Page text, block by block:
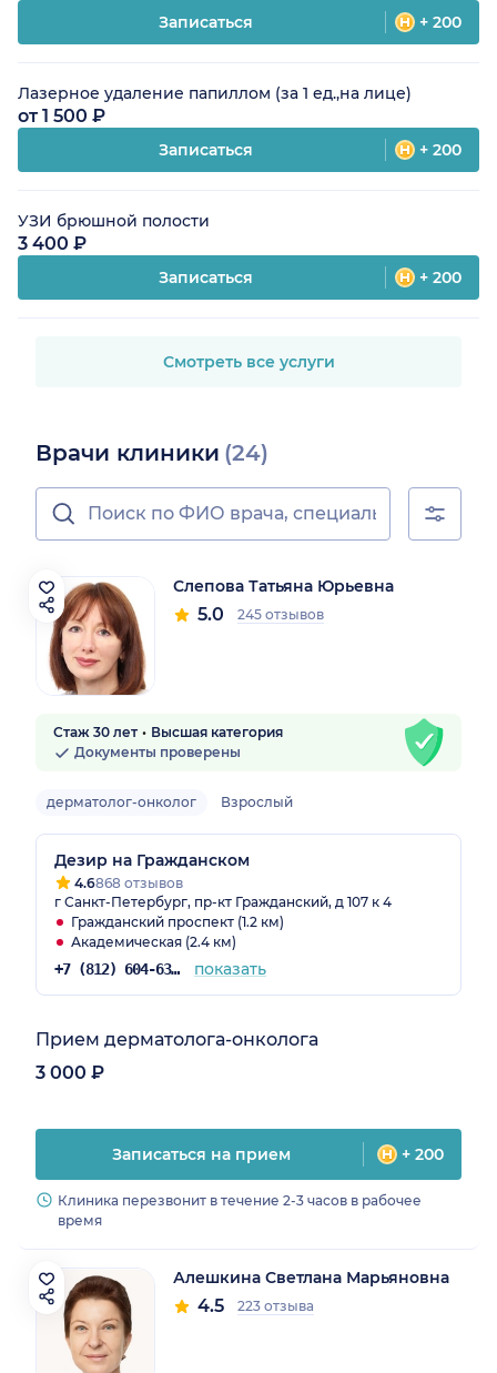
Записаться + 200
Лазерное удаление папиллом (за 1 ед.,на лице)
от 1 500 ₽
Записаться + 200
УЗИ брюшной полости
3 400 ₽
Записаться + 200
Смотреть все услуги
Врачи клиники (24)
Слепова Татьяна Юрьевна
5.0 245 отзывов
Стаж 30 лет
Высшая категория
Документы проверены
дерматолог-онколог Взрослый
Дезир на Гражданском
4.6868 отзывов
г Санкт-Петербург, пр-кт Гражданский, д 107 к 4
Гражданский проспект (1.2 км)
Академическая (2.4 км)
+7 (812) 604-63-57 показать
Прием дерматолога-онколога
3 000 ₽
Записаться на прием + 200
Клиника перезвонит в течение 2-3 часов в рабочее
время
Алешкина Светлана Марьяновна
4.5 223 отзыва